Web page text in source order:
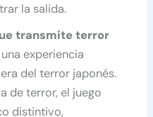
la salida.
transmite terror
experiencia
del terror japonés.
de terror, el juego
distintivo,